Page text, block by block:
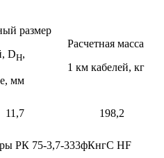
размер
DH,
мм
Расчетная масса
1 км кабелей, кг
11,7 198,2
РК 75-3,7-333фКнгС HF